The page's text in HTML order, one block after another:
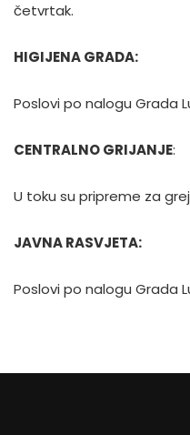
četvrtak.
HIGIJENA GRADA:
Poslovi po nalogu Grada
CENTRALNO GRIJANJE:
U toku su pripreme za
JAVNA RASVJETA:
Poslovi po nalogu Grada